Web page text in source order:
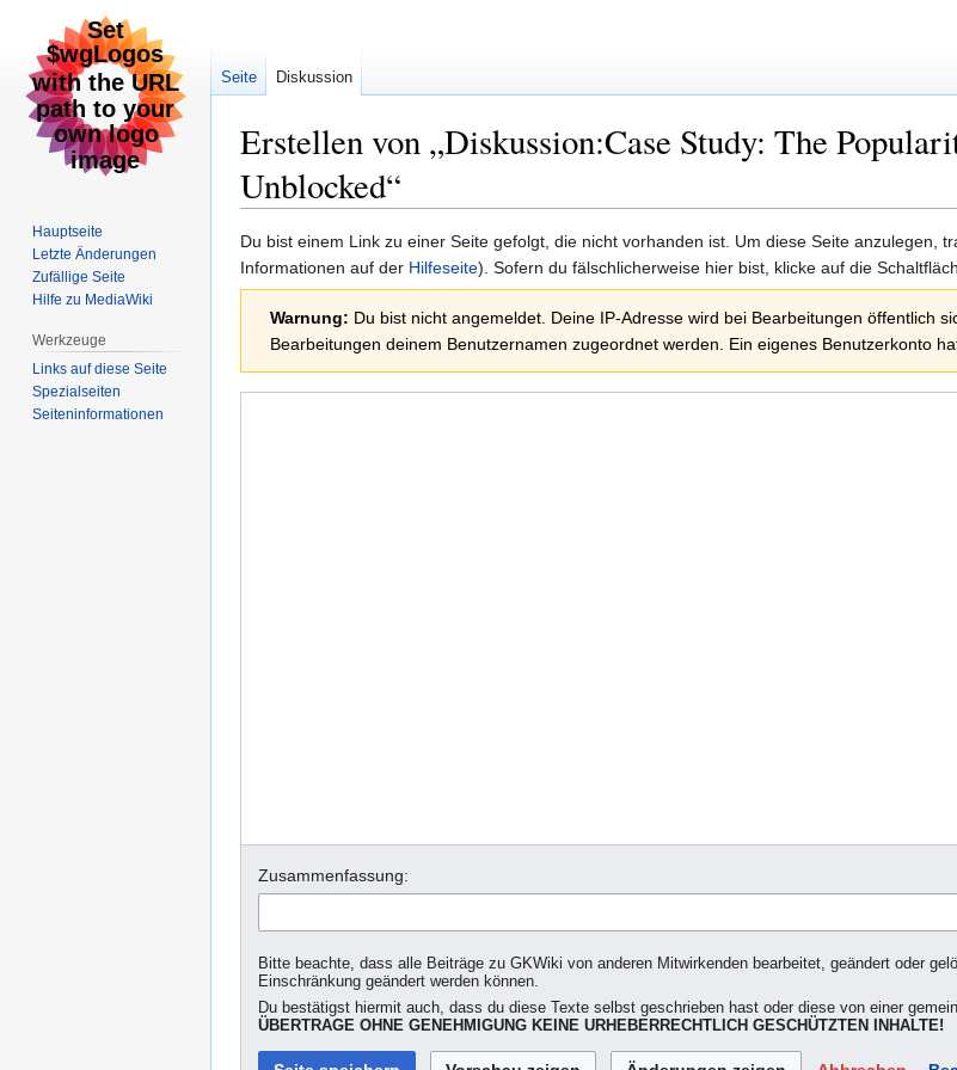
Erstellen von „Diskussion:Case Study: The
Unblocked“
Zur
Navigation
springen
Zur
Suche
springen
Du bist einem Link zu einer Seite gefolgt, die nicht vorhanden ist. Um diese Seite anzulegen,
Informationen auf der Hilfeseite). Sofern du fälschlicherweise hier bist, klicke auf die
Warnung: Du bist nicht angemeldet. Deine IP-Adresse wird bei Bearbeitungen öffentlich
Bearbeitungen deinem Benutzernamen zugeordnet werden. Ein eigenes Benutzerkonto
Zusammenfassung:
Bitte beachte, dass alle Beiträge zu GKWiki von anderen Mitwirkenden bearbeitet, geändert oder
Einschränkung geändert werden können.
Du bestätigst hiermit auch, dass du diese Texte selbst geschrieben hast oder diese von einer
ÜBERTRAGE OHNE GENEHMIGUNG KEINE URHEBERRECHTLICH GESCHÜTZTEN INHALTE!
Seite Diskussion
Hauptseite
Letzte Änderungen
Zufällige Seite
Hilfe zu MediaWiki
Werkzeuge
Links auf diese Seite
Spezialseiten
Seiten­informationen